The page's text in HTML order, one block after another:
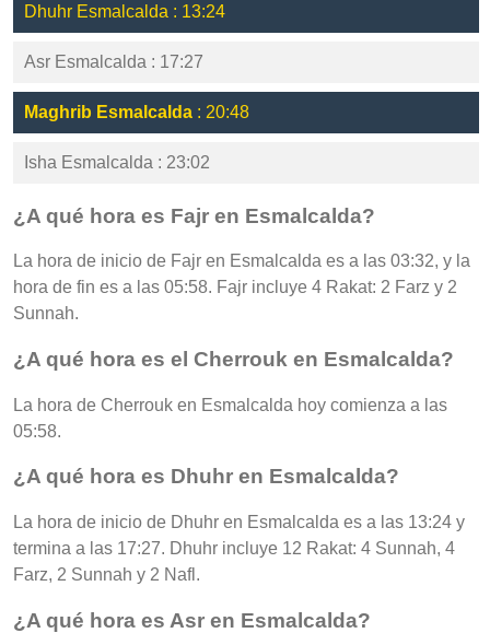
Dhuhr Esmalcalda : 13:24
Asr Esmalcalda : 17:27
Maghrib Esmalcalda : 20:48
Isha Esmalcalda : 23:02
¿A qué hora es Fajr en Esmalcalda?
La hora de inicio de Fajr en Esmalcalda es a las 03:32, y la
hora de fin es a las 05:58. Fajr incluye 4 Rakat: 2 Farz y 2
Sunnah.
¿A qué hora es el Cherrouk en Esmalcalda?
La hora de Cherrouk en Esmalcalda hoy comienza a las
05:58.
¿A qué hora es Dhuhr en Esmalcalda?
La hora de inicio de Dhuhr en Esmalcalda es a las 13:24 y
termina a las 17:27. Dhuhr incluye 12 Rakat: 4 Sunnah, 4
Farz, 2 Sunnah y 2 Nafl.
¿A qué hora es Asr en Esmalcalda?